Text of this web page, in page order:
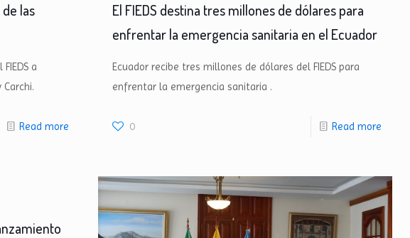
las
a
Read more
El FIEDS destina tres millones de dólares para
enfrentar la emergencia sanitaria en el Ecuador
Ecuador recibe tres millones de dólares del FIEDS para
enfrentar la emergencia sanitaria .
0 Read more